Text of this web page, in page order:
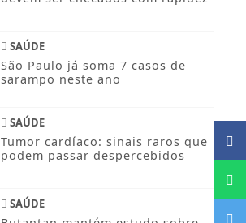
SAÚDE
São Paulo já soma 7 casos de
sarampo neste ano
SAÚDE
Tumor cardíaco: sinais raros que
podem passar despercebidos
SAÚDE